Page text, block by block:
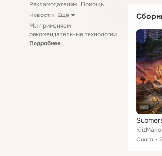
Рекламодателям Помощь
Новости Ещё
Мы применяем
рекомендательные технологии
Подробнее
Сингл